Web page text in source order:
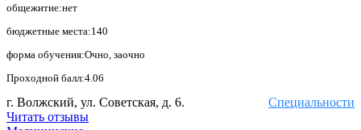
общежитие:нет
бюджетные места:140
форма обучения:Очно, заочно
Проходной балл:4.06
Специальности
г. Волжский, ул. Советская, д. 6.
Читать отзывы